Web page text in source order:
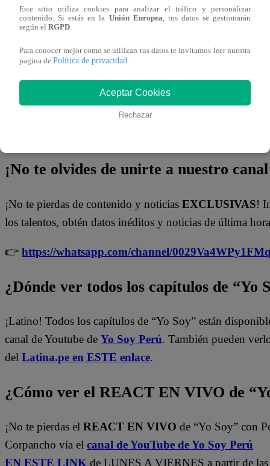
retó a
Gustavo
Cerati
Durante la presentación, el imitador apostó por la fuerza
rock argentino, conectando rápidamente con el público
seas tan cruel, siempre seremos prófugos los dos”,
escenario.
La batalla llamó la atención por enfrentar dos estilos
la intensidad emocional de Isabel Pantoja y
¡No te olvides de unirte a nuestro
¡No te pierdas de contenido y noticias EXCLUSIVAS!
los talentos, obtén datos inéditos y noticias de última
👉 https://whatsapp.com/channel/
¿Dónde ver todos los capítulos de “Yo
¡Latino! Todos los capítulos de “Yo Soy” están
canal de Youtube de Yo Soy Perú. También pueden
del Latina.pe en ESTE enlace.
¿Cómo ver el REACT EN VIVO de
¡No te pierdas el REACT EN VIVO de “Yo Soy” con
Corpancho vía el canal de YouTube de Yo Soy Perú
EN ESTE LINK de LUNES A VIERNES a partir de
Este sitio utiliza cookies para analizar el tráfico y personalizar
contenido. Si estás en la Unión Europea , tus datos se gestionarán
según el RGPD
Para conocer mejor como se utilizan tus datos te invitamos leer nuestra
pagina de Política de privacidad
Aceptar Cookies
Rechazar